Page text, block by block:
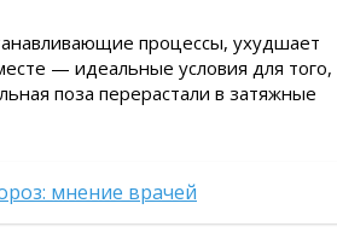
процессы, ухудшает
— идеальные условия для того,
поза перерастали в затяжные
мнение врачей